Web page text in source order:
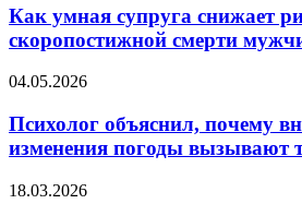
супруга
снижает
риск
смерти
на
46%
Как умная супруга снижает
скоропостижной смерти
Психолог
почему
внезапные
изменения
вызывают
04.05.2026
Психолог объяснил, почему
изменения погоды вызывают
Названы
18.03.2026